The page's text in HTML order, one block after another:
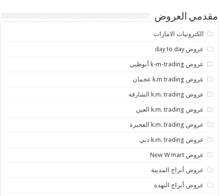
مقدمي العروض
الكترونيات الامارات
عروض day to day
عروض k-m-trading أبوظبي
عروض k.m trading عجمان
عروض k.m. trading الشارقة
عروض k.m. trading العين
عروض k.m. trading الفجيرة
عروض k.m. trading دبي
عروض New W mart
عروض أبراج المدينة
عروض أبراج النهدة